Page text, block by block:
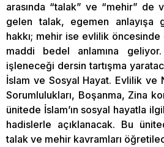
arasında “talak” ve “mehir” de
gelen talak, egemen anlayışa
hakkı; mehir ise evlilik
maddi bedel anlamına
işleneceği dersin tartışma
İslam ve Sosyal Hayat. Evlilik ve
Sorumlulukları, Boşanma, Zina
ünitede İslam’ın sosyal hayatla
hadislerle açıklanacak. Bu
talak ve mehir kavramları